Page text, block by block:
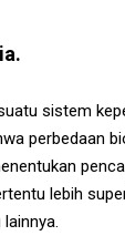
sistem
perbedaan
lebih